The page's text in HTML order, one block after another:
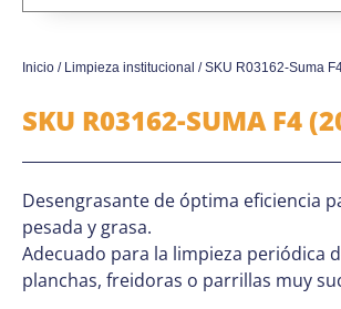
Inicio / Limpieza institucional / SKU R03162-Suma
SKU R03162-SUMA F4
Desengrasante de óptima eficiencia
pesada y grasa.
Adecuado para la limpieza periódica
planchas, freidoras o parrillas muy